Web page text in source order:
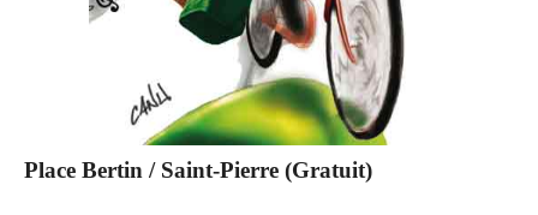
Place Bertin / Saint-Pierre (Gratuit)